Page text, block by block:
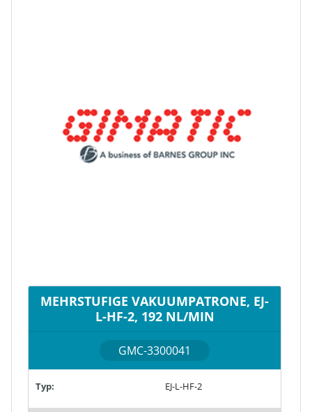
MEHRSTUFIGE VAKUUMPATRONE, EJ-
L-HF-2, 192 NL/MIN
GMC-3300041
Typ: EJ-L-HF-2